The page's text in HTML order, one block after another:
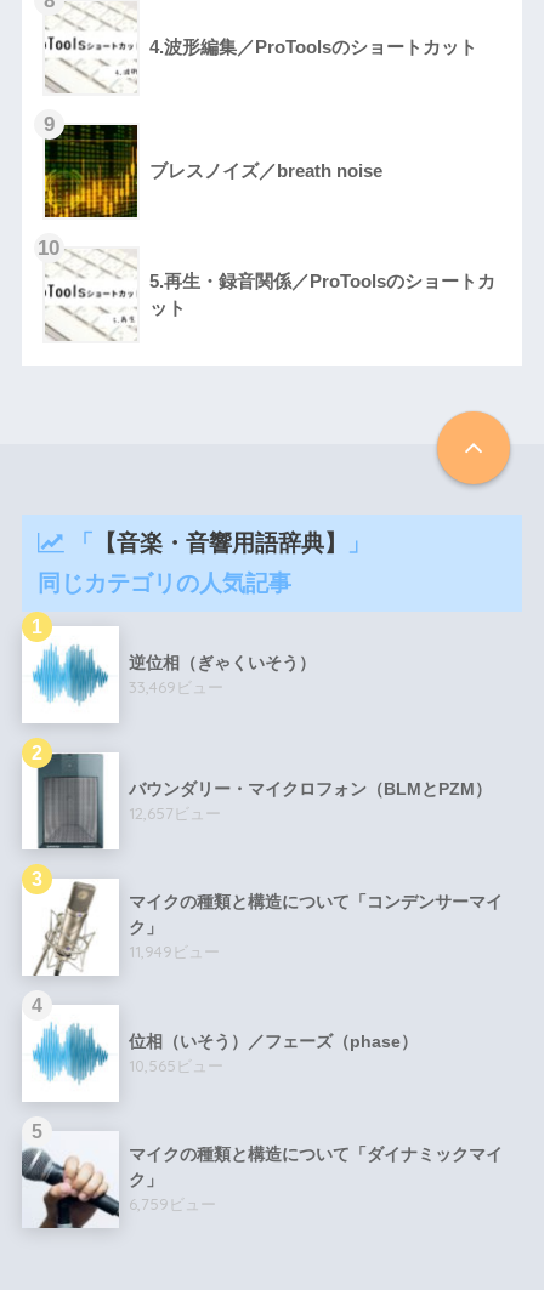
4.波形編集／ProToolsのショートカット
ブレスノイズ／breath noise
5.再生・録音関係／ProToolsのショートカ
ット
「 【音楽・音響用語辞典】
」
同じカテゴリの人気記事
逆位相（ぎゃくいそう）
33,469ビュー
バウンダリー・マイクロフォン（BLMとPZM）
12,657ビュー
マイクの種類と構造について「コンデンサーマイ
ク」
11,949ビュー
位相（いそう）／フェーズ（phase）
10,565ビュー
マイクの種類と構造について「ダイナミックマイ
ク」
6,759ビュー